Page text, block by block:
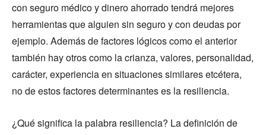
con seguro médico y dinero ahorrado tendrá mejores
herramientas que alguien sin seguro y con deudas por
ejemplo. Además de factores lógicos como el anterior
también hay otros como la crianza, valores, personalidad,
carácter, experiencia en situaciones similares etcétera,
no de estos factores determinantes es la resiliencia.
¿Qué significa la palabra resiliencia? La definición de